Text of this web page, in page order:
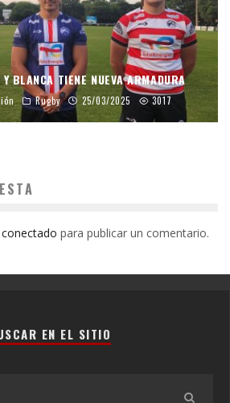
BLANCA TIENE NUEVA ARMADURA
Rugby 25/03/2025 3017
conectado para publicar un comentario.
EN EL SITIO